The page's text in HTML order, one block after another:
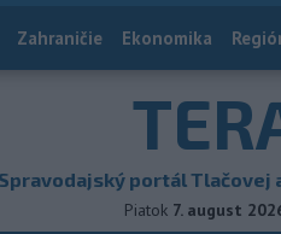
Zahraničie Ekonomika
Spravodajský portál
Piatok 7. august